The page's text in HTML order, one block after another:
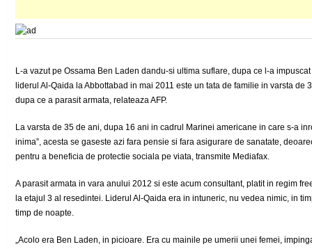
L-a vazut pe Ossama Ben Laden dandu-si ultima suflare, dupa ce l-a
liderul Al-Qaida la Abbottabad in mai 2011 este un tata de familie in varsta
dupa ce a parasit armata, relateaza AFP.
La varsta de 35 de ani, dupa 16 ani in cadrul Marinei americane in care s-a
inima”, acesta se gaseste azi fara pensie si fara asigurare de sanatate,
pentru a beneficia de protectie sociala pe viata, transmite Mediafax.
A parasit armata in vara anului 2012 si este acum consultant, platit in regim
la etajul 3 al resedintei. Liderul Al-Qaida era in intuneric, nu vedea nimic, in
timp de noapte.
„Acolo era Ben Laden, in picioare. Era cu mainile pe umerii unei femei,